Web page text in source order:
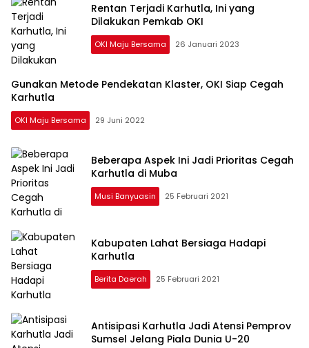
Rentan Terjadi Karhutla, Ini yang
Dilakukan Pemkab OKI
OKI Maju Bersama 26 Januari 2023
Gunakan Metode Pendekatan Klaster, OKI Siap Cegah
Karhutla
OKI Maju Bersama 29 Juni 2022
Beberapa Aspek Ini Jadi Prioritas Cegah
Karhutla di Muba
Musi Banyuasin 25 Februari 2021
Kabupaten Lahat Bersiaga Hadapi
Karhutla
Berita Daerah 25 Februari 2021
Antisipasi Karhutla Jadi Atensi Pemprov
Sumsel Jelang Piala Dunia U-20